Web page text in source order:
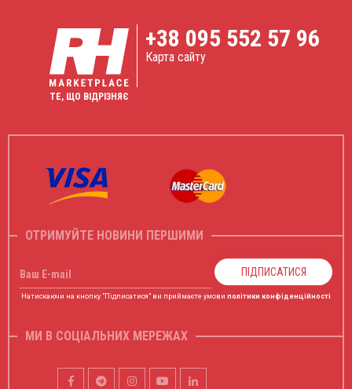
ТЕ, ЩО ВІДРІЗНЯЄ
+38 095 552 57 96
Карта сайту
ОТРИМУЙТЕ НОВИНИ ПЕРШИМИ
Ваш E-mail ПІДПИСАТИСЯ
Натискаючи на кнопку "Підписатися" ви приймаєте умови політики конфіденційності
МИ В СОЦІАЛЬНИХ МЕРЕЖАХ